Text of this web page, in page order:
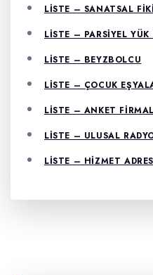
LISTE – SANATSAL
LISTE – PARSIYEL
LISTE – BEYZBOLCU
LISTE – ÇOCUK
LISTE – ANKET
LISTE – ULUSAL
LISTE – HIZMET